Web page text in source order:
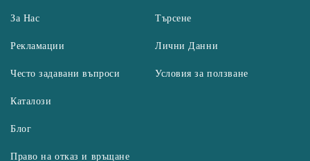
За Нас
Рекламации
Често задавани въпроси
Търсене
Лични Данни
Условия за ползване
Каталози
Блог
Право на отказ и връщане